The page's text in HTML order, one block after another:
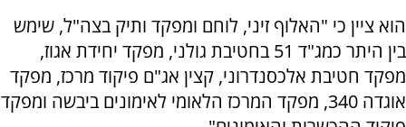
הוא ציין כי "האלוף זיני, לוחם ומפקד ותיק בצה"ל, שימש
בין היתר כמג"ד 51 בחטיבת גולני, מפקד יחידת אגוז,
מפקד חטיבת אלכסנדרוני, קצין אג"ם פיקוד מרכז, מפקד
אוגדה 340, מפקד המרכז הלאומי לאימונים ביבשה ומפקד